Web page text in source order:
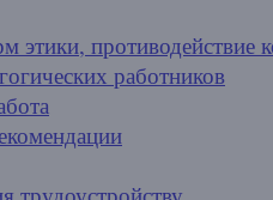
этики, противодействие
работников